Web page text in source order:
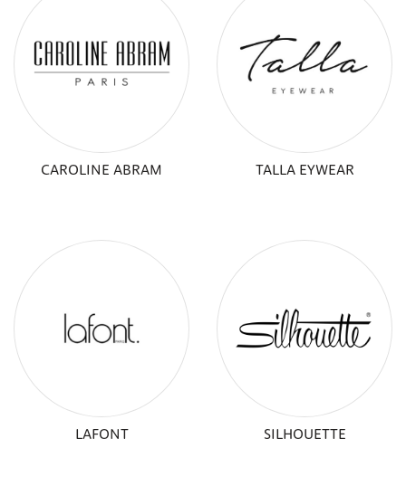
CAROLINE ABRAM TALLA EYWEAR
LAFONT SILHOUETTE